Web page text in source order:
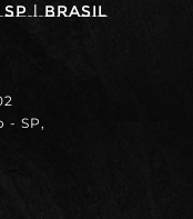
| BRASIL
- SP,